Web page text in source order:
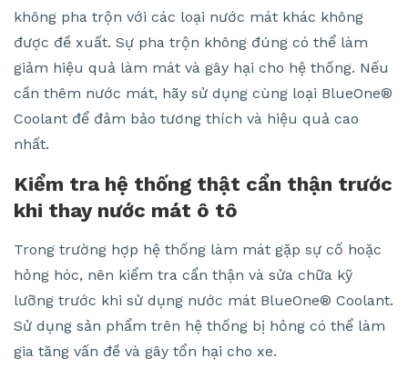
không pha trộn với các loại nước mát khác không
được đề xuất. Sự pha trộn không đúng có thể làm
giảm hiệu quả làm mát và gây hại cho hệ thống. Nếu
cần thêm nước mát, hãy sử dụng cùng loại BlueOne®
Coolant để đảm bảo tương thích và hiệu quả cao
nhất.
Kiểm tra hệ thống thật cẩn thận trước
khi thay nước mát ô tô
Trong trường hợp hệ thống làm mát gặp sự cố hoặc
hỏng hóc, nên kiểm tra cẩn thận và sửa chữa kỹ
lưỡng trước khi sử dụng nước mát BlueOne® Coolant.
Sử dụng sản phẩm trên hệ thống bị hỏng có thể làm
gia tăng vấn đề và gây tổn hại cho xe.